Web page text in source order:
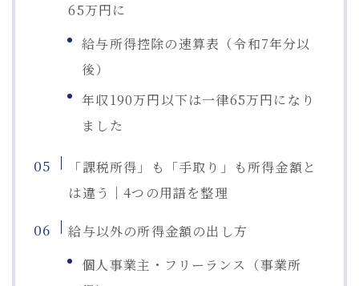
65万円に
給与所得控除の速算表（令和7年分以
後）
年収190万円以下は一律65万円になり
ました
「課税所得」も「手取り」も所得金額と
は違う｜4つの用語を整理
給与以外の所得金額の出し方
個人事業主・フリーランス（事業所